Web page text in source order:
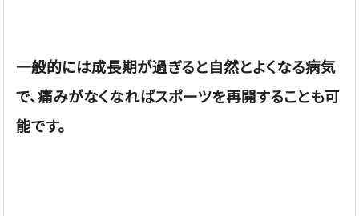
一般的には成長期が過ぎると自然とよくなる病気
で、痛みがなくなればスポーツを再開することも可
能です。